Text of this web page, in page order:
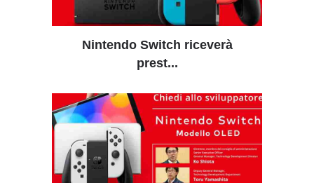
Nintendo Switch riceverà
prest...